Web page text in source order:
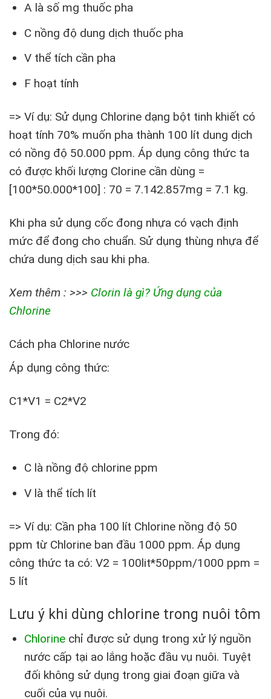
A là số mg thuốc pha
C nồng độ dung dịch thuốc pha
V thể tích cần pha
F hoạt tính
=> Ví dụ: Sử dụng Chlorine dạng bột tinh khiết có
hoạt tính 70% muốn pha thành 100 lít dung dịch
có nồng độ 50.000 ppm. Áp dụng công thức ta
có được khối lượng Clorine cần dùng =
[100*50.000*100] : 70 = 7.142.857mg = 7.1 kg.
Khi pha sử dụng cốc đong nhựa có vạch định
mức để đong cho chuẩn. Sử dụng thùng nhựa để
chứa dung dịch sau khi pha.
Xem thêm : >>> Clorin là gì? Ứng dụng của
Chlorine
Cách pha Chlorine nước
Áp dụng công thức:
C1*V1 = C2*V2
Trong đó:
C là nồng độ chlorine ppm
V là thể tích lít
=> Ví dụ: Cần pha 100 lít Chlorine nồng độ 50
ppm từ Chlorine ban đầu 1000 ppm. Áp dụng
công thức ta có: V2 = 100lit*50ppm/1000 ppm =
5 lít
Lưu ý khi dùng chlorine trong nuôi tôm
Chlorinechỉ được sử dụng trong xử lý nguồn
nước cấp tại ao lắng hoặc đầu vụ nuôi. Tuyệt
đối không sử dụng trong giai đoạn giữa và
cuối của vụ nuôi.